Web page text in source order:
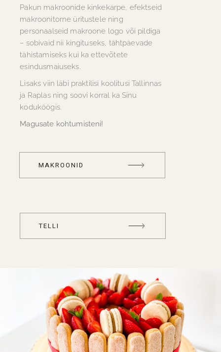
Pakun makroonide kinkekarpe, efektseid
makroonitorne üritustele ning
personaalseid makroone logo või pildiga
– sobivaid nii kingituseks, tähtpäevade
tähistamiseks kui ka ettevõtete
esindusmaiuseks.
Lisaks viin läbi praktilisi koolitusi Tallinnas
ja Raplas ning soovi korral ka Sinu
koduköögis.
Magusate kohtumisteni!
MAKROONID
TELLI